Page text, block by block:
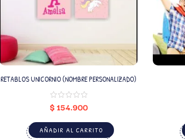
RETABLOS UNICORNIO (NOMBRE PERSONALIZADO)
$154.900
AÑADIR AL CARRITO